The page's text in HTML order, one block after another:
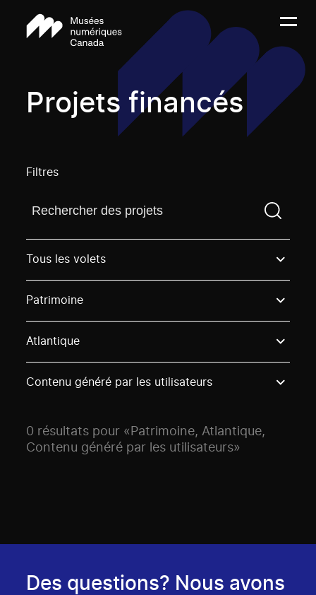
Projets financés
Filtres
Trouvez un projetVous devez saisir un terme de
Tous les volets
Patrimoine
Atlantique
Contenu généré par les utilisateurs
0 résultats pour «Patrimoine, Atlantique,
Contenu généré par les utilisateurs»
Des questions? Nous avons